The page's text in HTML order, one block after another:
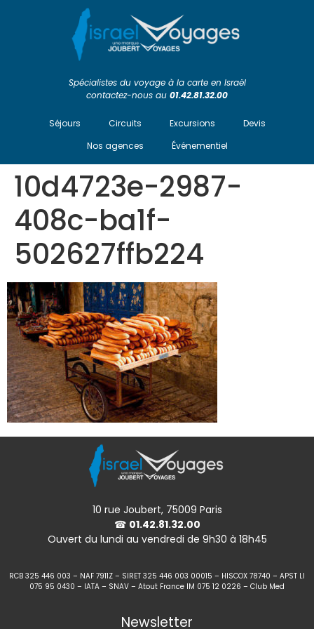
Spécialistes du voyage à la carte en Israël
contactez-nous au 01.42.81.32.00
Séjours Circuits Excursions
Devis
Nos agences
Événementiel
10d4723e-2987-
408c-ba1f-
502627ffb224
10 rue Joubert, 75009 Paris
☎ 01.42.81.32.00
Ouvert du lundi au vendredi de 9h30 à 18h45
RCB 325 446 003 – NAF 7911Z – SIRET 325 446 003 00015 – HISCOX 78740 – APST LI
075 95 0430 – IATA – SNAV – Atout France IM 075 12 0226 – Club Med
Newsletter